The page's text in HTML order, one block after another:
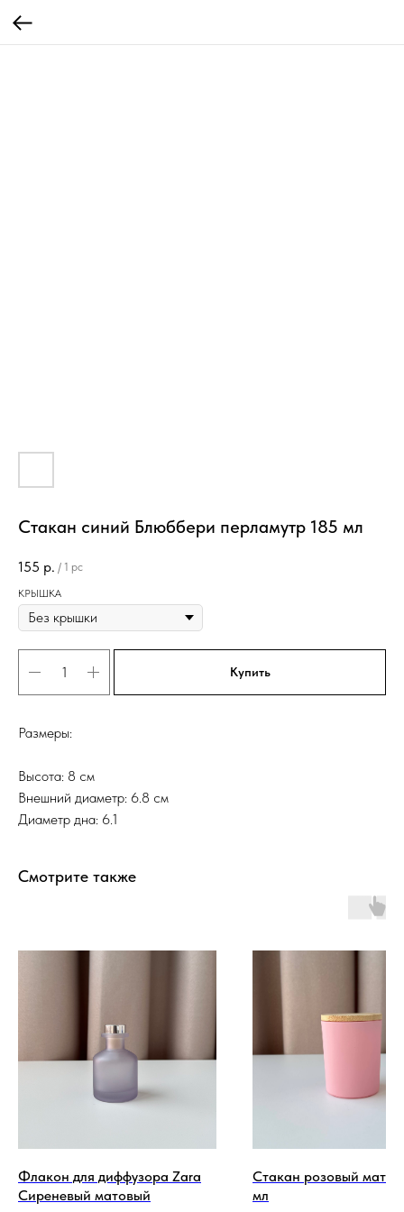
Стакан синий Блюббери перламутр 185 мл
155 р. / 1 pc
КРЫШКА
Купить
Размеры:
Высота: 8 см
Внешний диаметр: 6.8 см
Диаметр дна: 6.1
Смотрите также
Флакон для диффузора Zara
Сиреневый матовый
Стакан розовый
мл